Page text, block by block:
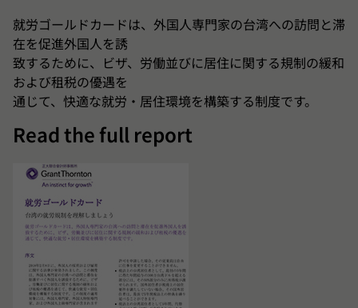
就労ゴールドカードは、外国人専門家の台湾への訪問と滞
在を促進外国人を誘
致するために、ビザ、労働並びに居住に関する規制の緩和
および租税の優遇を
通じて、快適な就労・居住環境を構築する制度です。
Read the full report